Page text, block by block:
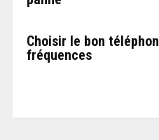
Choisir le bon
fréquences